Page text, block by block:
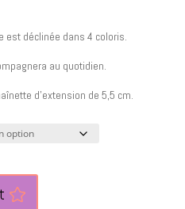
est déclinée dans 4 coloris.
au quotidien.
d’extension de 5,5 cm.